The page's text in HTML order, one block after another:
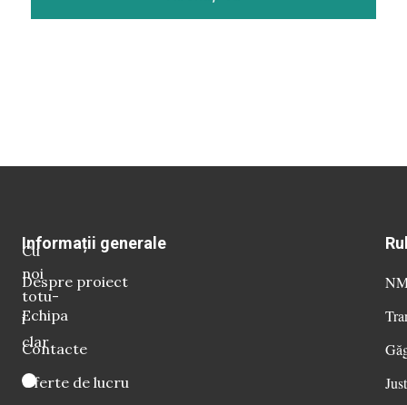
Cu
noi
totu-
i
clar
Informații generale
Despre proiect
Echipa
Contacte
Oferte de lucru